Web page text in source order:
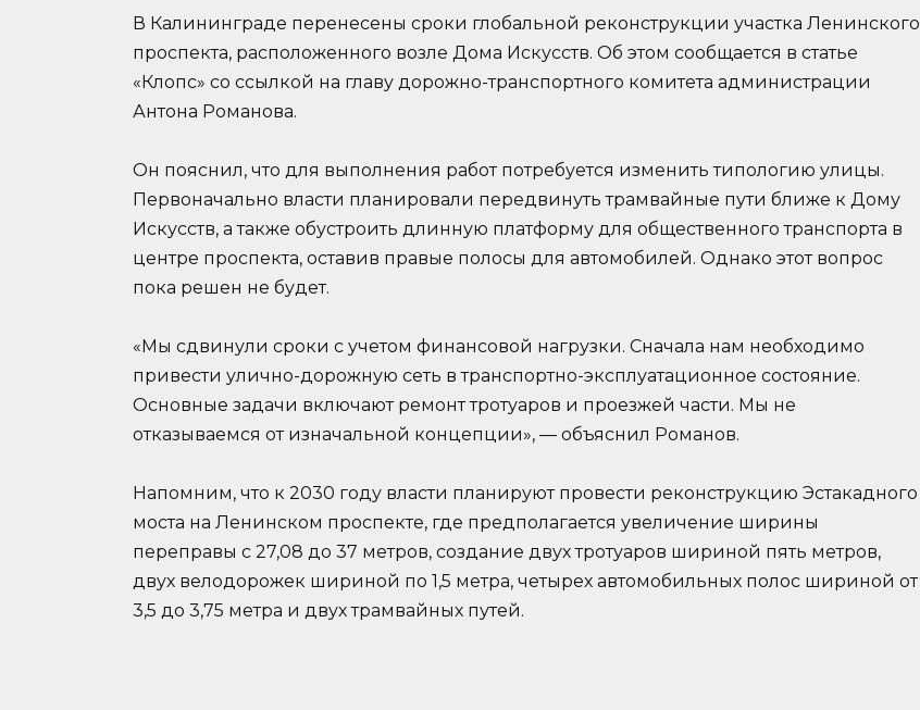
В Калининграде перенесены сроки глобальной реконструкции участка Ленинского
проспекта, расположенного возле Дома Искусств. Об этом сообщается в статье
«Клопс» со ссылкой на главу дорожно-транспортного комитета администрации
Антона Романова.
Он пояснил, что для выполнения работ потребуется изменить типологию улицы.
Первоначально власти планировали передвинуть трамвайные пути ближе к Дому
Искусств, а также обустроить длинную платформу для общественного транспорта в
центре проспекта, оставив правые полосы для автомобилей. Однако этот вопрос
пока решен не будет.
«Мы сдвинули сроки с учетом финансовой нагрузки. Сначала нам необходимо
привести улично-дорожную сеть в транспортно-эксплуатационное состояние.
Основные задачи включают ремонт тротуаров и проезжей части. Мы не
отказываемся от изначальной концепции», — объяснил Романов.
Напомним, что к 2030 году власти планируют провести реконструкцию Эстакадного
моста на Ленинском проспекте, где предполагается увеличение ширины
переправы с 27,08 до 37 метров, создание двух тротуаров шириной пять метров,
двух велодорожек шириной по 1,5 метра, четырех автомобильных полос шириной от
3,5 до 3,75 метра и двух трамвайных путей.